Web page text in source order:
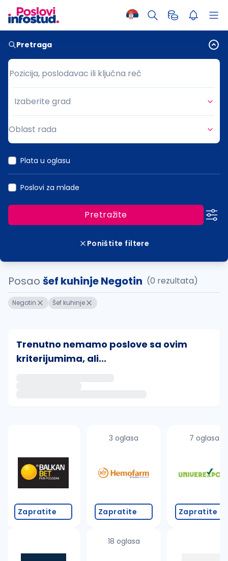
Pretraga
Pozicija, poslodavac ili ključna reč
Pozicija, poslodavac ili ključna reč
Grad
Izaberite grad
Oblast rada
Plata u oglasu
Poslovi za mlade
Pretražite
Poništite filtere
Posao šef kuhinje Negotin (0 rezultata)
Negotin Šef kuhinje
Trenutno nemamo poslove sa ovim
kriterijumima, ali...
Takođe možete da:
proverite pravopisne greške (koristite č, ć, š, đ,
promenite odabrane filtere pretrage
Zapratite
3 oglasa
Zapratite
18 oglasa
7 oglasa
Zapratite